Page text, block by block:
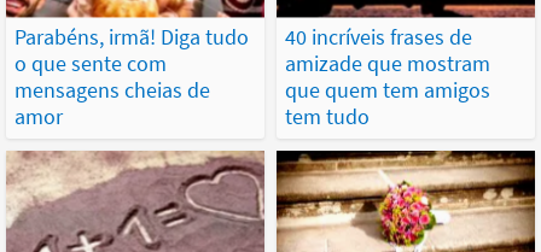
Parabéns, irmã! Diga tudo
o que sente com
mensagens cheias de
amor
40 incríveis frases de
amizade que mostram
que quem tem amigos
tem tudo